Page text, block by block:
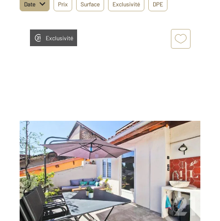
Date Prix Surface Exclusivité DPE
Exclusivité
MONTLUEL 01
97,60 m2, 5 pièces
Ref : 9879
Appartement T4 à vendre
279 000 €
Situé en plein cœur de Montluel, en dernier